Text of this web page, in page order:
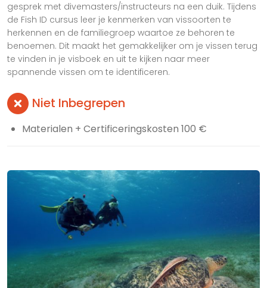
gesprek met divemasters/instructeurs na een duik. Tijdens
de Fish ID cursus leer je kenmerken van vissoorten te
herkennen en de familiegroep waartoe ze behoren te
benoemen. Dit maakt het gemakkelijker om je vissen terug
te vinden in je visboek en uit te kijken naar meer
spannende vissen om te identificeren.
Niet Inbegrepen
Materialen + Certificeringskosten 100 €